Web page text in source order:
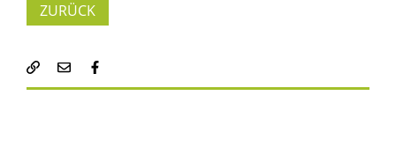
ZURÜCK